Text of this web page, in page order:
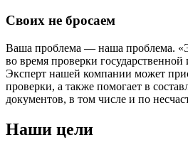
Своих не бросаем
Ваша проблема — наша проблема.
во время проверки
Эксперт нашей компании может
проверки, а также помогает в
документов, в том числе и по
Наши цели